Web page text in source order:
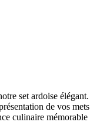
set ardoise élégant.
de vos mets
culinaire mémorable